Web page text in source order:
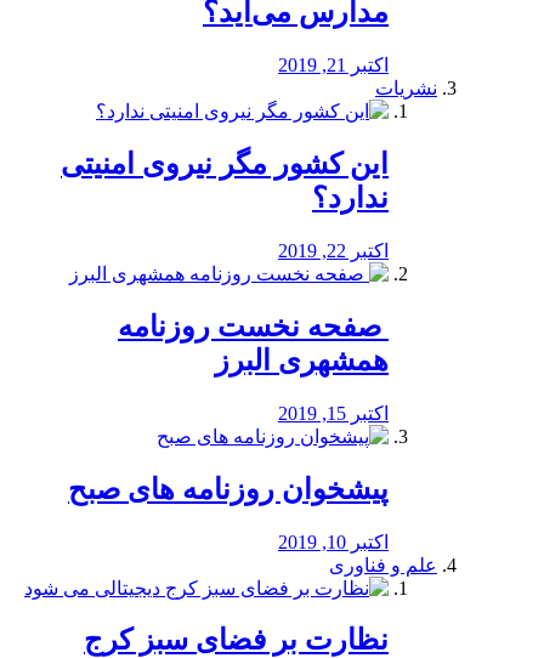
مدارس می‌آید؟
اکتبر 21, 2019
نشریات
این کشور مگر نیروی امنیتی
ندارد؟
اکتبر 22, 2019
️ صفحه نخست روزنامه‌
همشهری البرز
اکتبر 15, 2019
پیشخوان روزنامه های صبح
اکتبر 10, 2019
علم و فناوری
نظارت بر فضای سبز کرج